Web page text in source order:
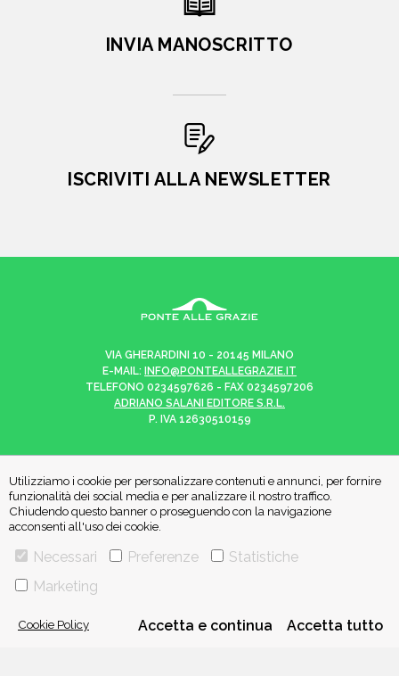
Utilizziamo i cookie per personalizzare contenuti e annunci, per fornire
funzionalità dei social media e per analizzare il nostro traffico.
Chiudendo questo banner o proseguendo con la navigazione
acconsenti all'uso dei cookie.
Necessari Preferenze
Statistiche
Marketing
Cookie Policy Accetta e continua Accetta tutto
INVIA MANOSCRITTO
ISCRIVITI ALLA NEWSLETTER
VIA GHERARDINI 10 - 20145 MILANO
E-MAIL:
INFO@PONTEALLEGRAZIE.IT
TELEFONO 0234597626 - FAX 0234597206
ADRIANO SALANI EDITORE S.R.L.
P. IVA 12630510159
CHI SIAMO CONTATTI
PRIVACY POLICY COOKIE POLICY